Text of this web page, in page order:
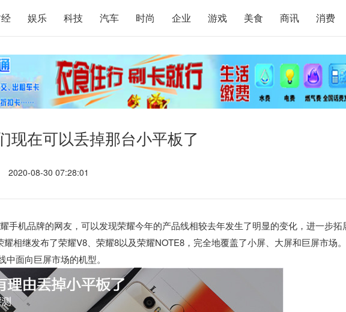
娱乐 科技 汽车 时尚 企业 游戏 美食 商讯 消费
现在可以丢掉那台小平板了
2020-08-30 07:28:01
手机品牌的网友，可以发现荣耀今年的产品线相较去年发生了明显的变化，进一步拓
相继发布了荣耀V8、荣耀8以及荣耀NOTE8，完全地覆盖了小屏、大屏和巨屏市场
面向巨屏市场的机型。